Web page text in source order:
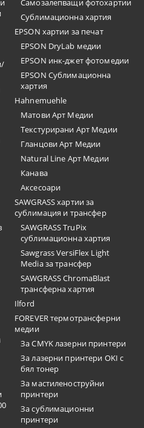
Самозалепващи фотохартии
Сублимационна хартия
EPSON хартии за печат
EPSON DryLab медии
EPSON инк-джет фотомедии
EPSON Сублимационна
хартия
Hahnemuehle
Матови Арт Медии
Текстурирани Арт Медии
Гланцови Арт Медии
Natural Line Арт Медии
Канава
Аксесоари
SAWGRASS хартии за
сублимация и трансфер
SAWGRASS TruPix
сублимационна хартия
Sawgrass VersiFlex Light
Media за трансфер
SAWGRASS ChromaBlast
трансферна хартия
Ilford
FOREVER термотрансферни
медии
За CMYK лазерни принтери
За лазерни принтери OKI с
бял тонер
За мастиленоструйни
принтери
За сублимационни
принтери